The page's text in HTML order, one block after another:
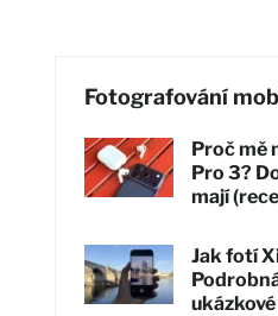
Fotografování
Proč mě
Pro 3?
mají
Jak fotí